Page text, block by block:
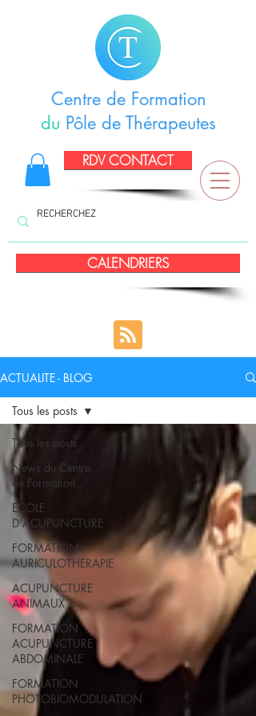
Centre de Formation
du Pôle de Thérapeutes
RDV CONTACT
CALENDRIERS
ACTUALITE - BLOG
Tous les posts
News du Centre
de Formation
ECOLE
D'ACUPUNCTURE
FORMATION
AURICULOTHERAPIE
ACUPUNCTURE
ANIMAUX
FORMATION
ACUPUNCTURE
ABDOMINALE
FORMATION
PHOTOBIOMODULATION
Tous les posts